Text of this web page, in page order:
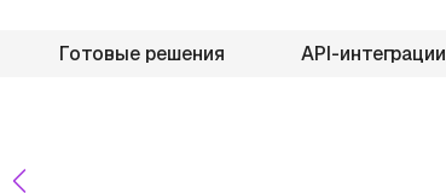
Готовые решения API-интеграции